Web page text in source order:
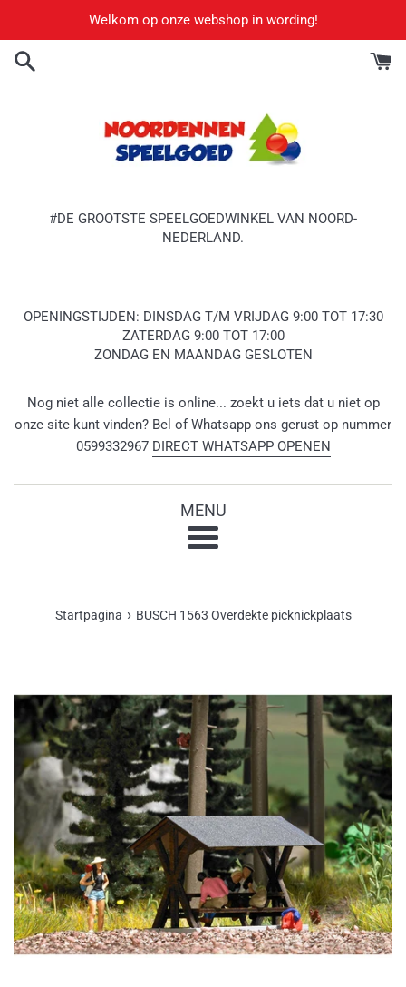
content
Welkom op onze webshop in wording!
#DE GROOTSTE SPEELGOEDWINKEL VAN NOORD-
NEDERLAND.
OPENINGSTIJDEN: DINSDAG T/M VRIJDAG 9:00 TOT 17:30
ZATERDAG 9:00 TOT 17:00
ZONDAG EN MAANDAG GESLOTEN
Nog niet alle collectie is online... zoekt u iets dat u niet op
onze site kunt vinden? Bel of Whatsapp ons gerust op nummer
0599332967 DIRECT WHATSAPP OPENEN
MENU
Startpagina › BUSCH 1563 Overdekte picknickplaats